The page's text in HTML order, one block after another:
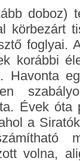
doboz)
körbezárt
foglyai.
korábbi
Havonta
Évek óta
a
volna,